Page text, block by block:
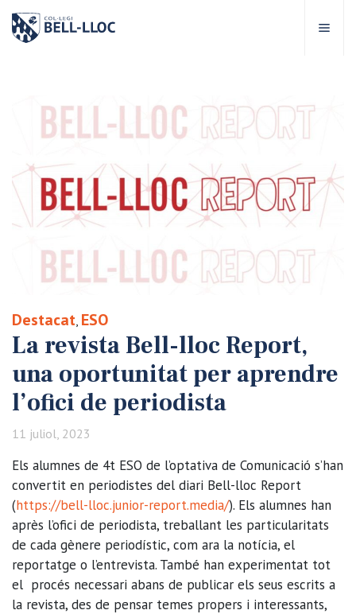
Bell-lloc
Educatiu
educatives
Escolars
Bell-lloc
Destacat ESO
La revista Bell-lloc Report,
una oportunitat per aprendre
l’ofici de periodista
11 juliol, 2023
Els alumnes de 4t ESO de l’optativa de Comunicació s’han
convertit en periodistes del diari Bell-lloc Report
(https://bell-lloc.junior-report.media/). Els alumnes han
après l’ofici de periodista, treballant les particularitats
de cada gènere periodístic, com ara la notícia, el
reportatge o l’entrevista. També han experimentat tot
el procés necessari abans de publicar els seus escrits a
la revista, des de pensar temes propers i interessants,